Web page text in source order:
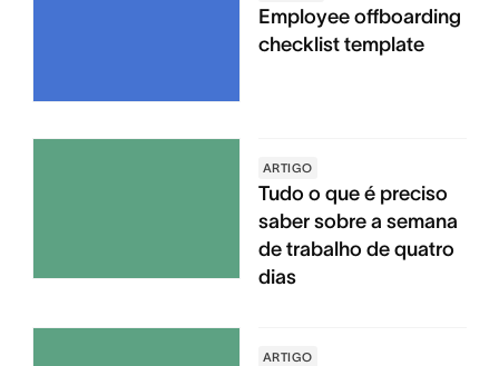
Employee offboarding
checklist template
ARTIGO
Tudo o que é preciso
saber sobre a semana
de trabalho de quatro
dias
ARTIGO